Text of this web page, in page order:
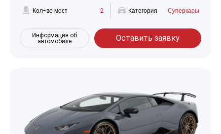
Кол-во мест 2 Категория Суперкары
Информация об
автомобиле
Оставить заявку